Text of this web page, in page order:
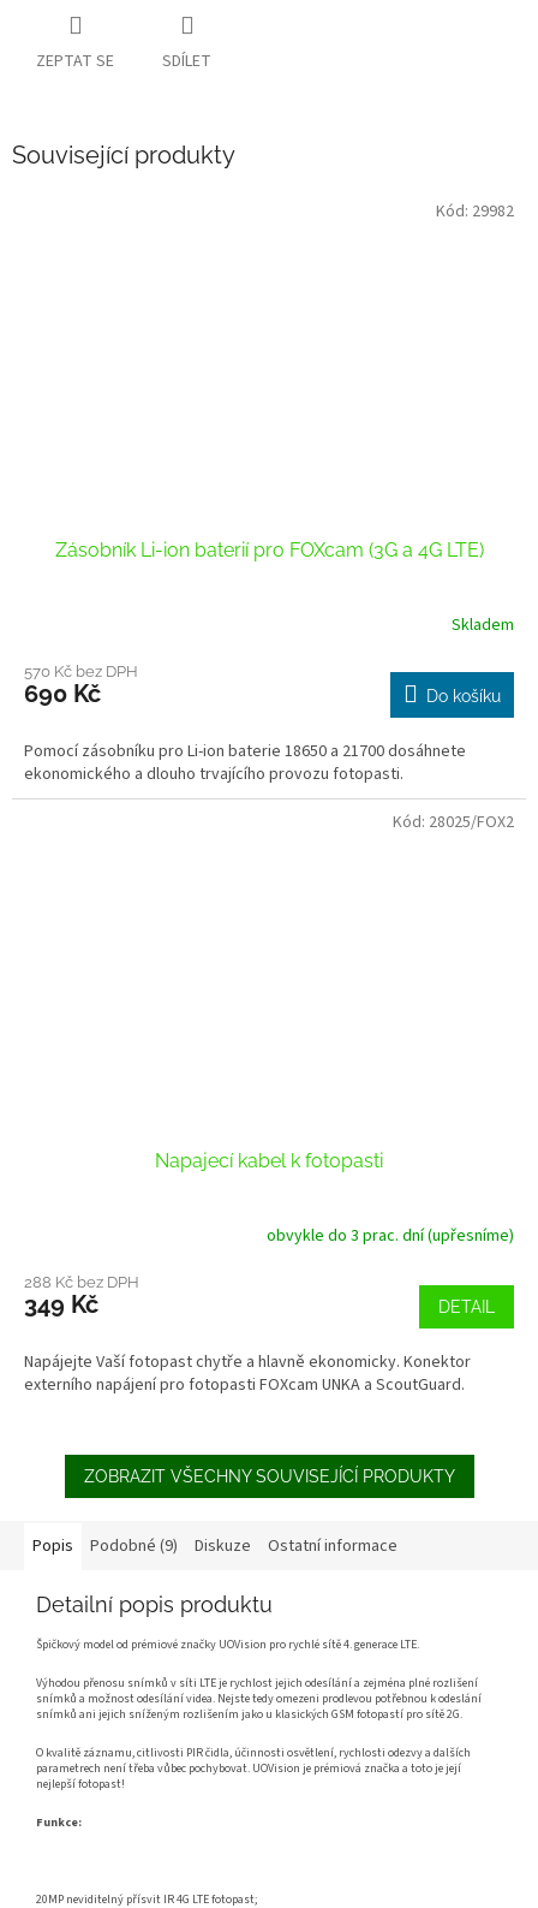
ZEPTAT SE SDÍLET
Související produkty
Zásobník Li-ion baterií pro FOXcam (3G a 4G LTE)
Skladem
570 Kč bez DPH
690 Kč Do košíku
Pomocí zásobníku pro Li-ion baterie 18650 a 21700 dosáhnete
ekonomického a dlouho trvajícího provozu fotopasti.
Kód: 29982
Napajecí kabel k fotopasti
obvykle do 3 prac. dní (upřesníme)
288 Kč bez DPH
349 Kč DETAIL
Napájejte Vaší fotopast chytře a hlavně ekonomicky. Konektor
externího napájení pro fotopasti FOXcam UNKA a ScoutGuard.
Kód: 28025/FOX2
ZOBRAZIT VŠECHNY SOUVISEJÍCÍ PRODUKTY
Popis Podobné (9) Diskuze Ostatní informace
Detailní popis produktu
Špičkový model od prémiové značky UOVision pro rychlé sítě 4. generace LTE.
Výhodou přenosu snímků v síti LTE je rychlost jejich odesílání a zejména plné rozlišení
snímků a možnost odesílání videa. Nejste tedy omezeni prodlevou potřebnou k odeslání
snímků ani jejich sníženým rozlišením jako u klasických GSM fotopastí pro sítě 2G.
O kvalitě záznamu, citlivosti PIR čidla, účinnosti osvětlení, rychlosti odezvy a dalších
parametrech není třeba vůbec pochybovat. UOVision je prémiová značka a toto je její
nejlepší fotopast!
Funkce:
20MP neviditelný přísvit IR 4G LTE fotopast;